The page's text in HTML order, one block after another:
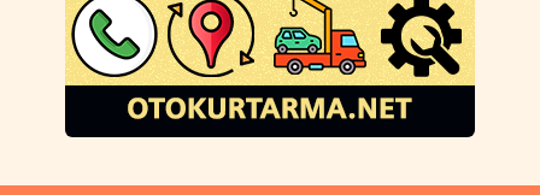
takviyesi hizmetine ihtiyacınız varsa, hızlı ve güvenilir çözümler
için hemen iletişime geçebilirsiniz. İzmir oto kurtarma
hizmetleriyle yolda kalma sorununu hızlıca çözebilir, aracınızı
güvenle istediğiniz noktaya ulaştırabilirsiniz.